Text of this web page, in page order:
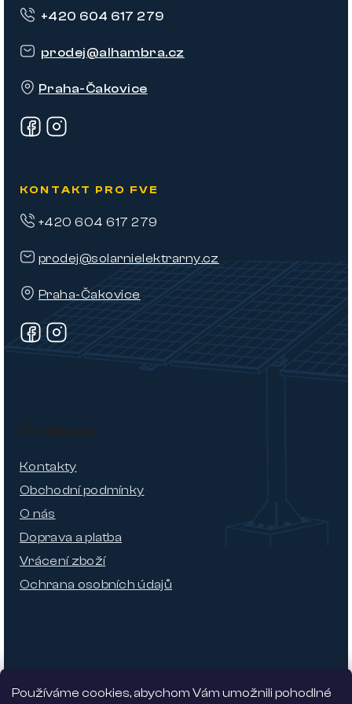
Používáme cookies, abychom Vám umožnili pohodlné
prodej@alhambra.cz
Praha-Čakovice
+420 604 617 279
KONTAKT PRO FVE
prodej@solarnielektrarny.cz
Praha-Čakovice
+420 604 617 279
O nákupu
Kontakty
Obchodní podmínky
O nás
Doprava a platba
Vrácení zboží
Ochrana osobních údajů